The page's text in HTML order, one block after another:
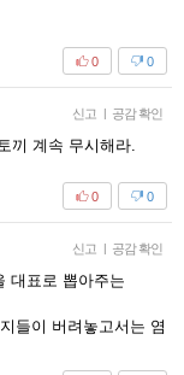
0
0
신고 | 공감 확인
끼 계속 무시해라.
0
0
신고 | 공감 확인
대표로 뽑아주는
들이 버려놓고서는 염